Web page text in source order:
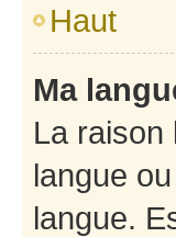
Haut
Ma
La raison
langue
langue.